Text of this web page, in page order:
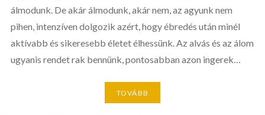
álmodunk. De akár álmodunk, akár nem, az agyunk nem
pihen, intenzíven dolgozik azért, hogy ébredés után minél
aktívabb és sikeresebb életet élhessünk. Az alvás és az álom
ugyanis rendet rak bennünk, pontosabban azon ingerek…
TOVÁBB